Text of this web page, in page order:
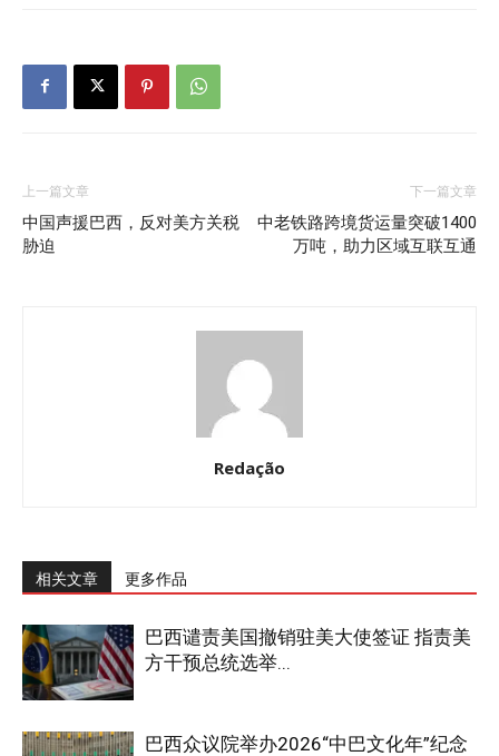
上一篇文章
中国声援巴西，反对美方关税
胁迫
下一篇文章
中老铁路跨境货运量突破1400
万吨，助力区域互联互通
Redação
相关文章 更多作品
巴西谴责美国撤销驻美大使签证 指责美
方干预总统选举...
巴西众议院举办2026“中巴文化年”纪念